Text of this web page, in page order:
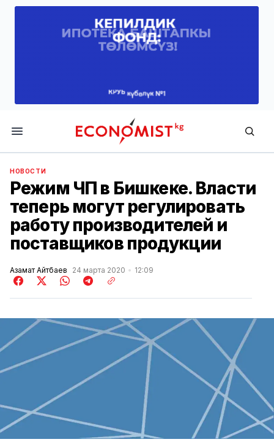
Economist.kg
НОВОСТИ
Режим ЧП в Бишкеке. Власти
теперь могут регулировать
работу производителей и
поставщиков продукции
Азамат Айтбаев 24 марта 2020 12:09